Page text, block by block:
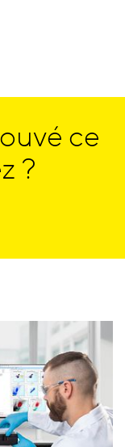
ce
?